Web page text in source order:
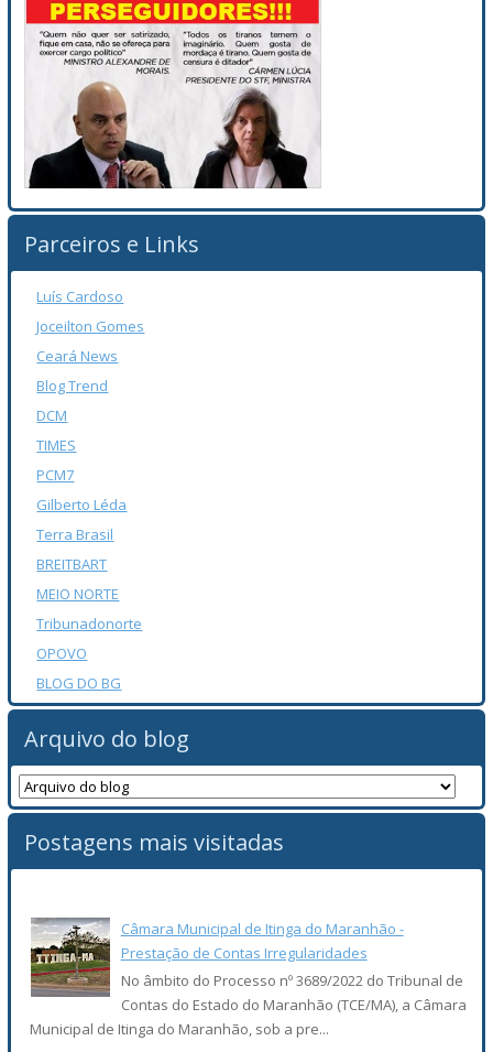
Parceiros e Links
Luís Cardoso
Joceilton Gomes
Ceará News
Blog Trend
DCM
TIMES
PCM7
Gilberto Léda
Terra Brasil
BREITBART
MEIO NORTE
Tribunadonorte
OPOVO
BLOG DO BG
Arquivo do blog
Postagens mais visitadas
Câmara Municipal de Itinga do Maranhão -
Prestação de Contas Irregularidades
No âmbito do Processo nº 3689/2022 do Tribunal de
Contas do Estado do Maranhão (TCE/MA), a Câmara
Municipal de Itinga do Maranhão, sob a pre...